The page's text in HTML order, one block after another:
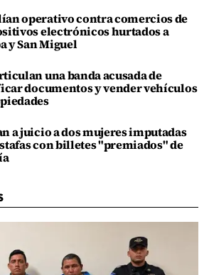
operativo contra comercios de
electrónicos hurtados a
y San Miguel
una banda acusada de
documentos y vender vehículos
a juicio a dos mujeres imputadas
con billetes "premiados" de